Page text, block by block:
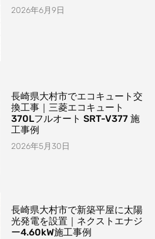
2026年6月9日
長崎県大村市でエコキュート交
換工事｜三菱エコキュート
370Lフルオート SRT-V377 施
工事例
2026年5月30日
長崎県大村市で新築平屋に太陽
光発電を設置｜ネクストエナジ
ー4.60kW施工事例